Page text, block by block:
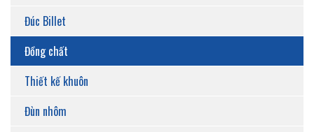
Đúc Billet
Đồng chất
Thiết kế khuôn
Đùn nhôm